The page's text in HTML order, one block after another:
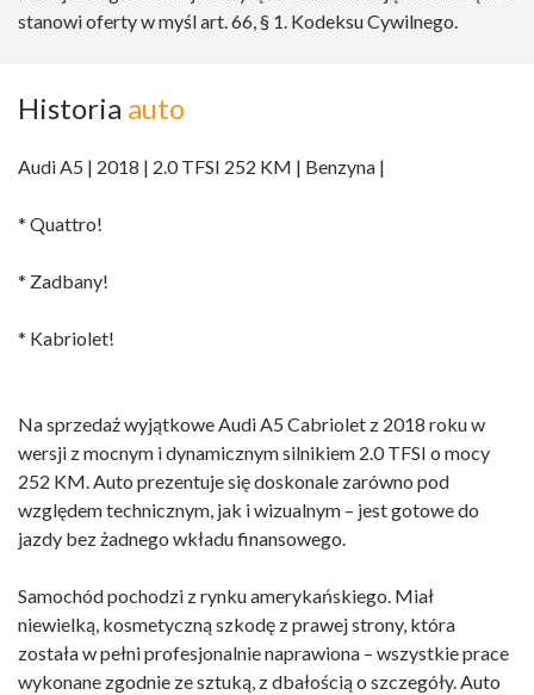
stanowi oferty w myśl art. 66, § 1. Kodeksu Cywilnego.
Historia auto
Audi A5 | 2018 | 2.0 TFSI 252 KM | Benzyna |
* Quattro!
* Zadbany!
* Kabriolet!
Na sprzedaż wyjątkowe Audi A5 Cabriolet z 2018 roku w
wersji z mocnym i dynamicznym silnikiem 2.0 TFSI o mocy
252 KM. Auto prezentuje się doskonale zarówno pod
względem technicznym, jak i wizualnym – jest gotowe do
jazdy bez żadnego wkładu finansowego.
Samochód pochodzi z rynku amerykańskiego. Miał
niewielką, kosmetyczną szkodę z prawej strony, która
została w pełni profesjonalnie naprawiona – wszystkie prace
wykonane zgodnie ze sztuką, z dbałością o szczegóły. Auto